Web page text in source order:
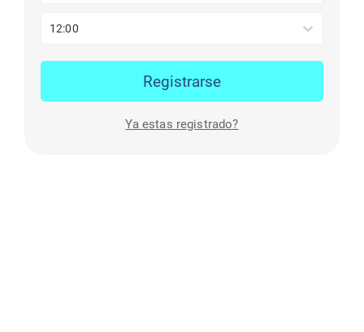
12:00
Registrarse
Ya estas registrado?